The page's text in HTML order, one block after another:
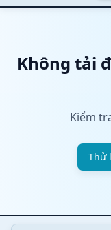
Không tải
Kiểm
Thử